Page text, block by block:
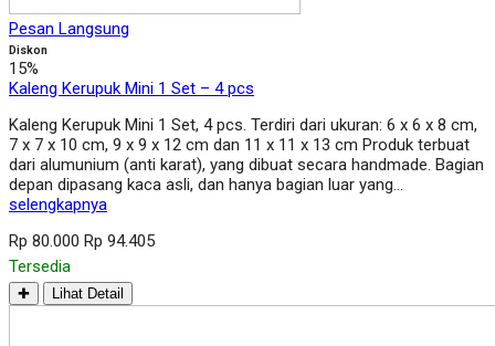
Pesan Langsung
Diskon
15%
Kaleng Kerupuk Mini 1 Set – 4 pcs
Kaleng Kerupuk Mini 1 Set, 4 pcs. Terdiri dari ukuran: 6 x 6 x 8 cm,
7 x 7 x 10 cm, 9 x 9 x 12 cm dan 11 x 11 x 13 cm Produk terbuat
dari alumunium (anti karat), yang dibuat secara handmade. Bagian
depan dipasang kaca asli, dan hanya bagian luar yang…
selengkapnya
Rp 80.000 Rp 94.405
Tersedia
✚ Lihat Detail